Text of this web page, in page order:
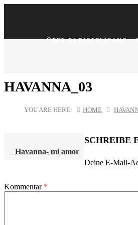
ÜBER RADIOPELICANO
HAVANNA_03
YOU ARE HERE: HOME
NAVIGATION
Havanna- mi amor
SCHREIBE
Deine E-Mail-
Kommentar *